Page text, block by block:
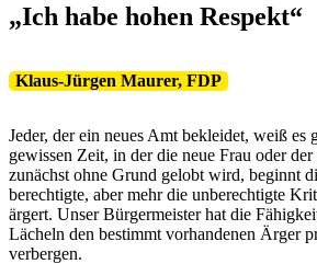
„Ich habe hohen Respekt“
Klaus-Jürgen Maurer, FDP
Jeder, der ein neues Amt bekleidet, weiß es
gewissen Zeit, in der die neue Frau oder
zunächst ohne Grund gelobt wird, beginnt
berechtigte, aber mehr die unberechtigte
ärgert. Unser Bürgermeister hat die
Lächeln den bestimmt vorhandenen Ärger
verbergen.